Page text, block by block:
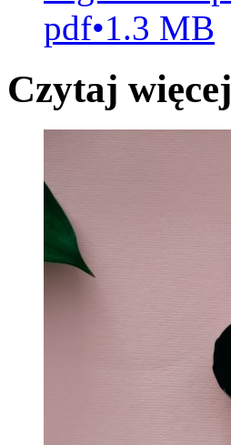
pdf•1.3 MB
Czytaj więcej